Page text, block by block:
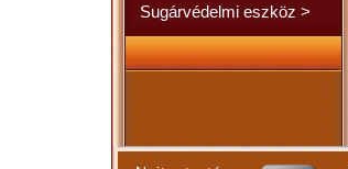
Sugárvédelmi eszköz >